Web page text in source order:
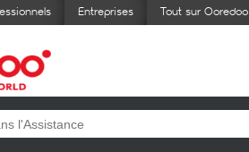
Entreprises Tout sur Ooredoo